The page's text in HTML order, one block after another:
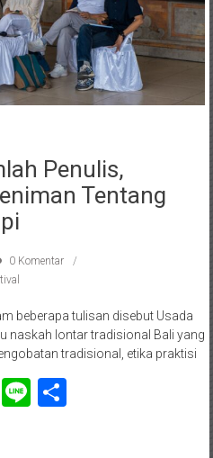
Penulis,
Tentang
0 Komentar
beberapa tulisan disebut Usada
naskah lontar tradisional Bali yang
tradisional, etika praktisi
WhatsApp
Line